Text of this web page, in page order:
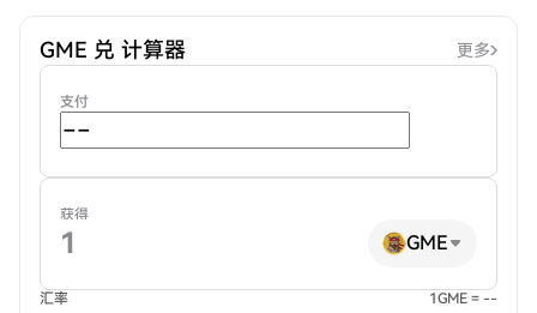
GME 兑 计算器 更多
支付
获得
GME
汇率
1GME = --